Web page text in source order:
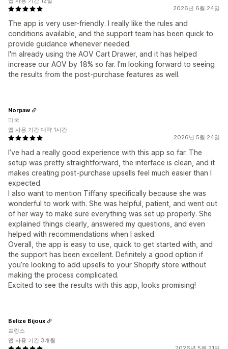
2026년 6월 24일
The app is very user-friendly. I really like the rules and
conditions available, and the support team has been quick to
provide guidance whenever needed.
I'm already using the AOV Cart Drawer, and it has helped
increase our AOV by 18% so far. I'm looking forward to seeing
the results from the post-purchase features as well.
2026년 5월 24일
I’ve had a really good experience with this app so far. The
setup was pretty straightforward, the interface is clean, and it
makes creating post-purchase upsells feel much easier than I
expected.
I also want to mention Tiffany specifically because she was
wonderful to work with. She was helpful, patient, and went out
of her way to make sure everything was set up properly. She
explained things clearly, answered my questions, and even
helped with recommendations when I asked.
Overall, the app is easy to use, quick to get started with, and
the support has been excellent. Definitely a good option if
you’re looking to add upsells to your Shopify store without
making the process complicated.
Excited to see the results with this app, looks promising!
Norpaw
미국
앱 사용 기간 대략 1시간
Belize Bijoux
프랑스
앱 사용 기간 3개월